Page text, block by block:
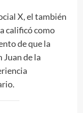
X, el también
calificó como
de que la
Juan de la